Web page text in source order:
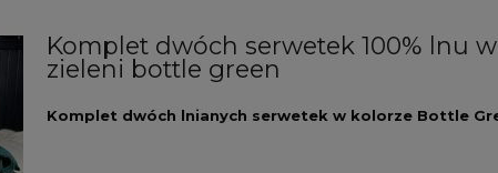
Komplet dwóch serwetek 100% lnu
zieleni bottle green
Komplet dwóch lnianych serwetek w kolorze Bottle